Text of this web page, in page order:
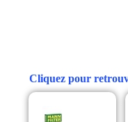
Cliquez pour